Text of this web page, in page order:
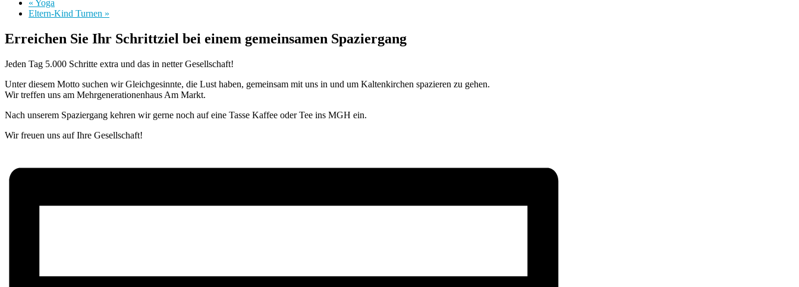
« Yoga
Eltern-Kind Turnen »
Erreichen Sie Ihr Schrittziel bei einem gemeinsamen Spaziergang
Jeden Tag 5.000 Schritte extra und das in netter Gesellschaft!
Unter diesem Motto suchen wir Gleichgesinnte, die Lust haben, gemeinsam mit uns in und um Kaltenkirchen spazieren zu gehen.
Wir treffen uns am Mehrgenerationenhaus Am Markt.
Nach unserem Spaziergang kehren wir gerne noch auf eine Tasse Kaffee oder Tee ins MGH ein.
Wir freuen uns auf Ihre Gesellschaft!